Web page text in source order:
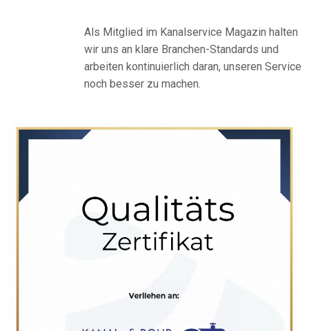
Als Mitglied im Kanalservice Magazin halten
wir uns an klare Branchen-Standards und
arbeiten kontinuierlich daran, unseren Service
noch besser zu machen.